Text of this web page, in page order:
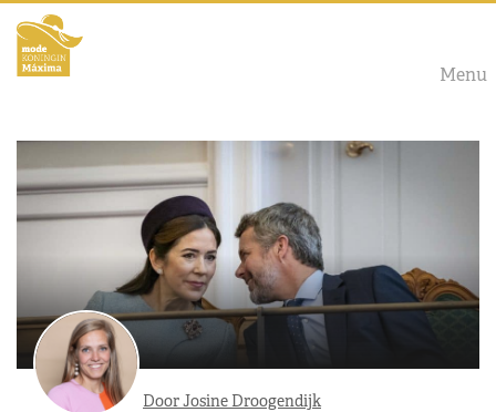
Menu
Door Josine Droogendijk